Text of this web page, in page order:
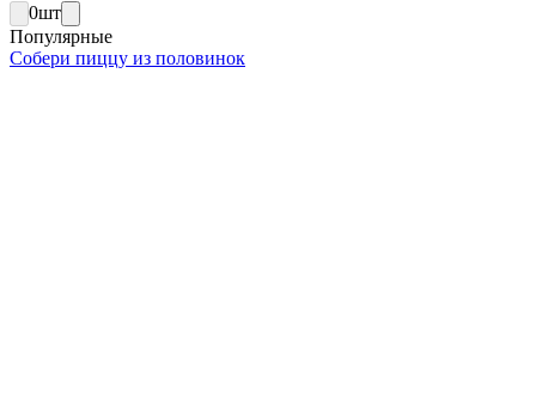
0шт
Популярные
Собери пиццу из половинок